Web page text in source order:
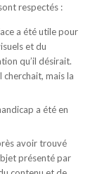
respectés :
a été utile pour
et du
qu’il désirait.
cherchait, mais la
a été en
avoir trouvé
présenté par